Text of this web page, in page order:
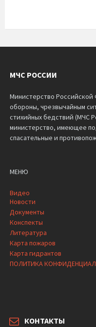
МЧС РОССИИ
Министерство
обороны, чрезвычайным
стихийных бедствий (МЧС
министерство, имеющее
спасательные и
МЕНЮ
Видео
Новости
Документы
Конспекты
Литература
Карта пожаров
Карта гидрантов
ПОЛИТИКА
КОНТАКТЫ